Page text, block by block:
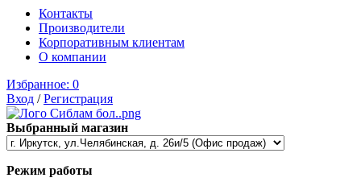
Контакты
Производители
Корпоративным клиентам
О компании
Избранное: 0
Вход /Регистрация
Выбранный магазин
Режим работы